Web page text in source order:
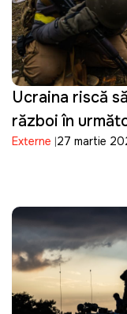
Ucraina riscă
război în
Externe 27 martie